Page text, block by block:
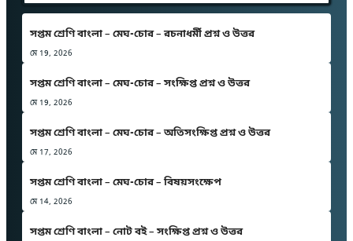
সপ্তম শ্রেণি বাংলা – মেঘ-চোর – রচনাধর্মী প্রশ্ন ও উত্তর
মে 19, 2026
সপ্তম শ্রেণি বাংলা – মেঘ-চোর – সংক্ষিপ্ত প্রশ্ন ও উত্তর
মে 19, 2026
সপ্তম শ্রেণি বাংলা – মেঘ-চোর – অতিসংক্ষিপ্ত প্রশ্ন ও উত্তর
মে 17, 2026
সপ্তম শ্রেণি বাংলা – মেঘ-চোর – বিষয়সংক্ষেপ
মে 14, 2026
সপ্তম শ্রেণি বাংলা – নোট বই – সংক্ষিপ্ত প্রশ্ন ও উত্তর